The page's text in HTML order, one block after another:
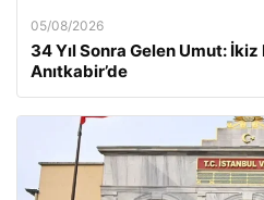
05/08/2026
34 Yıl Sonra Gelen Umut:
Anıtkabir’de